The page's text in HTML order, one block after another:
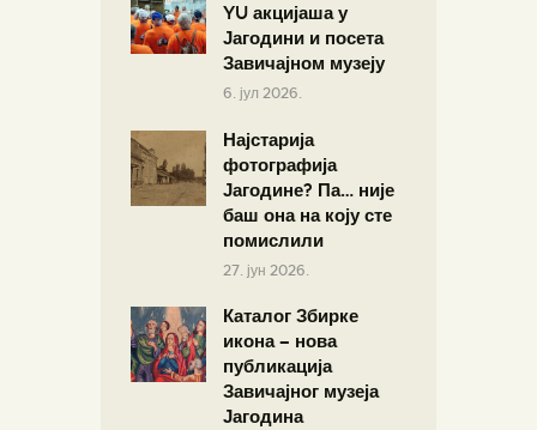
YU акцијаша у
Јагодини и посета
Завичајном музеју
6. јул 2026.
Најстарија
фотографија
Јагодине? Па… није
баш она на коју сте
помислили
27. јун 2026.
Каталог Збирке
икона – нова
публикација
Завичајног музеја
Јагодина